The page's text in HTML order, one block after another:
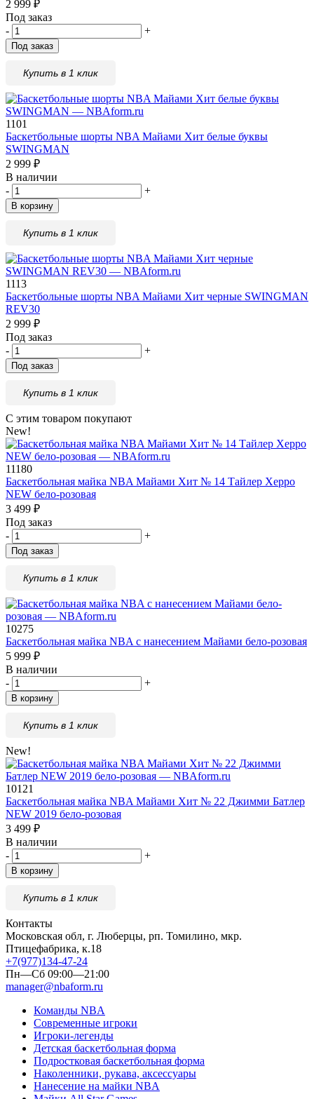
2 999 ₽
Под заказ
-
+
Под заказ
Купить в 1 клик
1101
Баскетбольные шорты NBA Майами Xит белые буквы
SWINGMAN
2 999 ₽
В наличии
-
+
В корзину
Купить в 1 клик
1113
Баскетбольные шорты NBA Майами Xит черные SWINGMAN
REV30
2 999 ₽
Под заказ
-
+
Под заказ
Купить в 1 клик
С этим товаром покупают
New!
11180
Баскетбольная майка NBA Майами Хит № 14 Тайлер Херро
NEW бело-розовая
3 499 ₽
Под заказ
-
+
Под заказ
Купить в 1 клик
10275
Баскетбольная майка NBA с нанесением Майами бело-розовая
5 999 ₽
В наличии
-
+
В корзину
Купить в 1 клик
New!
10121
Баскетбольная майка NBA Майами Хит № 22 Джимми Батлер
NEW 2019 бело-розовая
3 499 ₽
В наличии
-
+
В корзину
Купить в 1 клик
Контакты
Московская обл, г. Люберцы, рп. Томилино, мкр.
Птицефабрика, к.18
+7(977)134-47-24
Пн—Сб 09:00—21:00
manager@nbaform.ru
Команды NBA
Современные игроки
Игроки-легенды
Детская баскетбольная форма
Подростковая баскетбольная форма
Наколенники, рукава, аксессуары
Нанесение на майки NBA